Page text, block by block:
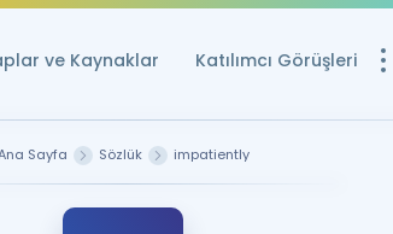
ve Kaynaklar Katılımcı Görüşleri
Ücretsiz
Sayfa Sözlük impatiently